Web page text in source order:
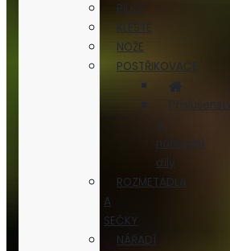
PILKY
KLEŠTĚ
NOŽE
POSTŘIKOVAČE
Příslušenství
a
náhradní
díly
ROZMETADLA
A
SEČKY
NÁŘADÍ